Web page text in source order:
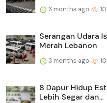
3 months ago
Serangan Udara
Merah Lebanon
3 months ago
8 Dapur Hidup
Lebih Segar dan...